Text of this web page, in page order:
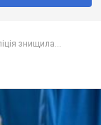
знищила...